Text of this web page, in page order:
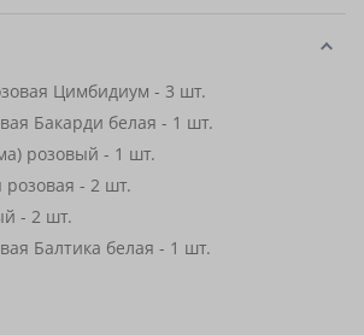
Цимбидиум - 3 шт.
Бакарди белая - 1 шт.
розовый - 1 шт.
розовая - 2 шт.
- 2 шт.
Балтика белая - 1 шт.